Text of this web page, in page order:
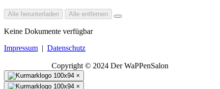
Alle herunterladen Alle entfernen
Keine Dokumente verfügbar
Impressum | Datenschutz
Copyright © 2024 Der WaPPenSalon
×
×